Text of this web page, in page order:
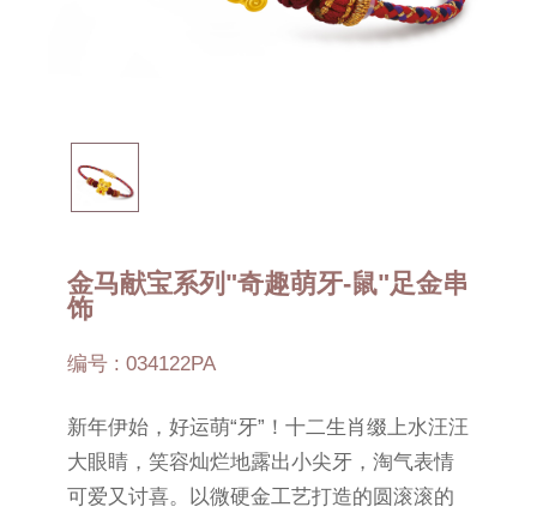
金马献宝系列"奇趣萌牙-鼠"足金串
饰
编号 : 034122PA
新年伊始，好运萌“牙”！十二生肖缀上水汪汪
大眼睛，笑容灿烂地露出小尖牙，淘气表情
可爱又讨喜。以微硬金工艺打造的圆滚滚的